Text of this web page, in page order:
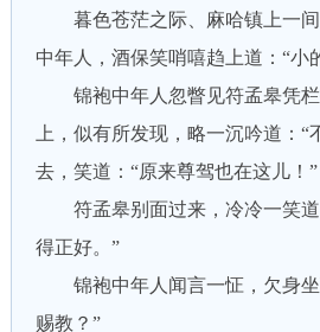
暮色苍茫之际、麻哈镇上一间
中年人，酒保笑哨嘻趋上道：“小
锦袍中年人忽瞥见符孟皋凭栏
上，似有所发现，略一沉吟道：“
去，笑道：“原来尊驾也在这儿！”
符孟皋别面过来，冷冷一笑道
得正好。”
锦袍中年人闻言一怔，欠身坐
赐教？”